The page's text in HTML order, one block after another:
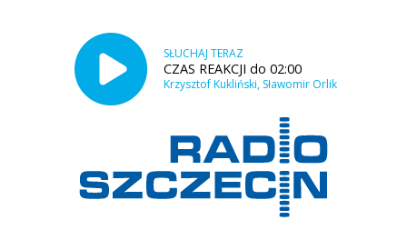
SŁUCHAJ TERAZ
CZAS REAKCJI do 02:00
Krzysztof Kukliński, Sławomir Orlik